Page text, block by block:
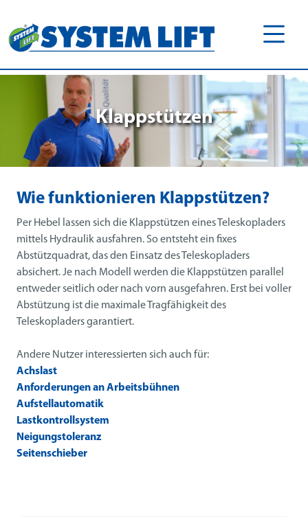
Klappstützen
Wie funktionieren Klappstützen?
Per Hebel lassen sich die Klappstützen eines Teleskopladers
mittels Hydraulik ausfahren. So entsteht ein fixes
Abstützquadrat, das den Einsatz des Teleskopladers
absichert. Je nach Modell werden die Klappstützen parallel
entweder seitlich oder nach vorn ausgefahren. Erst bei voller
Abstützung ist die maximale Tragfähigkeit des
Teleskopladers garantiert.
Andere Nutzer interessierten sich auch für:
Achslast
Anforderungen an Arbeitsbühnen
Aufstellautomatik
Lastkontrollsystem
Neigungstoleranz
Seitenschieber